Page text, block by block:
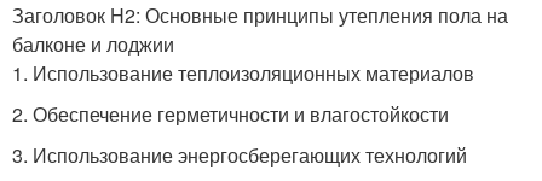
Заголовок H2: Основные принципы утепления пола на
балконе и лоджии
1. Использование теплоизоляционных материалов
2. Обеспечение герметичности и влагостойкости
3. Использование энергосберегающих технологий